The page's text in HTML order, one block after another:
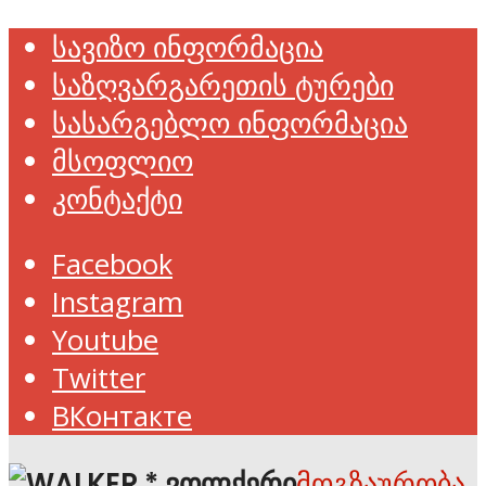
სავიზო ინფორმაცია
საზღვარგარეთის ტურები
სასარგებლო ინფორმაცია
მსოფლიო
კონტაქტი
Facebook
Instagram
Youtube
Twitter
ВКонтакте